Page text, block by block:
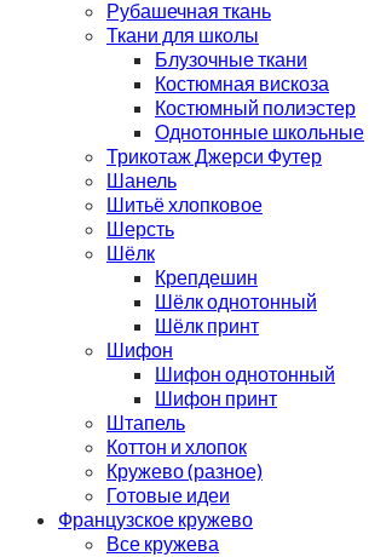
Рубашечная ткань
Ткани для школы
Блузочные ткани
Костюмная вискоза
Костюмный полиэстер
Однотонные школьные
Трикотаж Джерси Футер
Шанель
Шитьё хлопковое
Шерсть
Шёлк
Крепдешин
Шёлк однотонный
Шёлк принт
Шифон
Шифон однотонный
Шифон принт
Штапель
Коттон и хлопок
Кружево (разное)
Готовые идеи
Французское кружево
Все кружева